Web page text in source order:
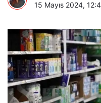
15 Mayıs 2024,